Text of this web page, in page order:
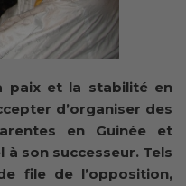
paix et la stabilité en
d’organiser des
en Guinée et
son successeur. Tels
file de l’opposition,